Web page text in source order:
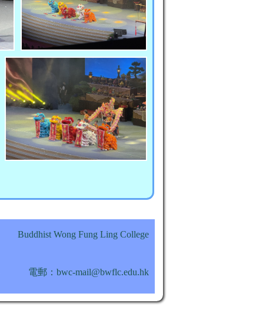
Buddhist Wong Fung Ling College
電郵：bwc-mail@bwflc.edu.hk